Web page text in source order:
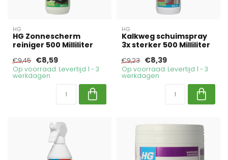
HG
HG Zonnescherm
reiniger 500 Milliliter
€9,45 €8,59
Op voorraad. Levertijd 1 - 3
werkdagen
HG
Kalkweg schuimspray
3x sterker 500 Milliliter
€9,23 €8,39
Op voorraad. Levertijd 1 - 3
werkdagen